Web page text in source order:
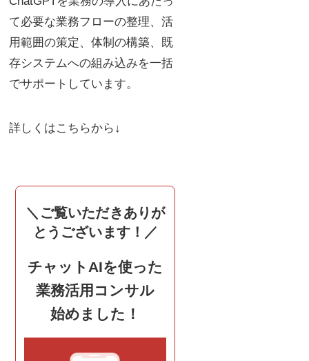
て必要な業務フローの整理、活
用範囲の策定、体制の構築、既
存システムへの組み込みを一括
でサポートしています。
詳しくはこちらから↓
＼ご覧いただきありが
とうございます！／
チャットAIを使った
業務活用コンサル
始めました！